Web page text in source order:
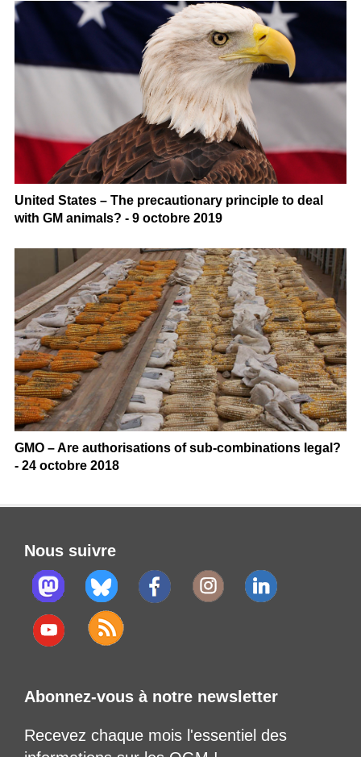
United States – The precautionary principle to deal
with GM animals? - 9 octobre 2019
GMO – Are authorisations of sub-combinations legal?
- 24 octobre 2018
Nous suivre
Abonnez-vous à notre newsletter
Recevez chaque mois l'essentiel des